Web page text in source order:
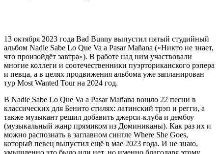
13 октября 2023 года Bad Bunny выпустил пятый студийный
альбом Nadie Sabe Lo Que Va a Pasar Mañana («Никто не знает,
что произойдёт завтра»). В работе над ним участвовали
многие коллеги и соотечественники пуэрториканского рэпера
и певца, а в целях продвижения альбома уже запланирован
тур Most Wanted Tour на 2024 год.
В Nadie Sabe Lo Que Va a Pasar Mañana вошло 22 песни в
классических для Бенито стилях: латинский трэп и регги, а
также музыкант решил добавить джерси-клуба и дембоу
(музыкальный жанр прямиком из Доминиканы). Как раз их и
можно распознать в заглавном сингле Where She Goes,
который певец выпустил ещё в мае 2023 года. И не знаю,